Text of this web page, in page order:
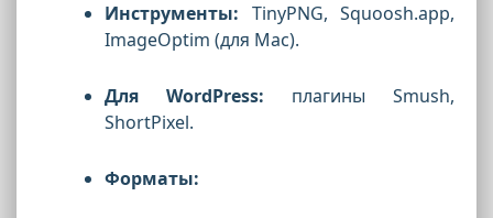
Инструменты: TinyPNG, Squoosh.app,
ImageOptim (для Mac).
Для WordPress: плагины Smush,
ShortPixel.
Форматы: